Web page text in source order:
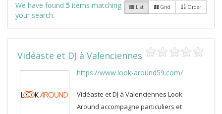
List Grid Order
We have found 5 items matching
your search.
Vidéaste et DJ à Valenciennes
https://www.look-around59.com/
Vidéaste et DJ à Valenciennes Look
Around accompagne particuliers et